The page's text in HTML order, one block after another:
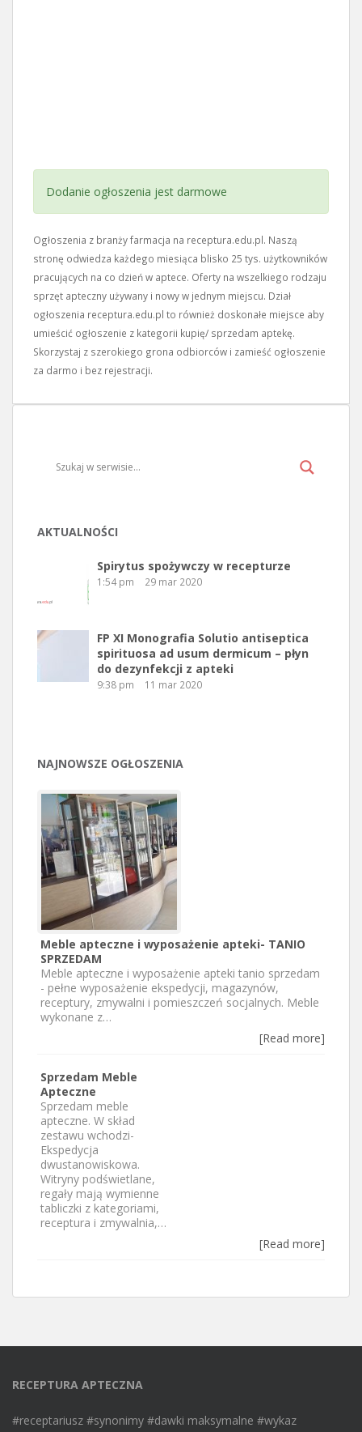
Dodanie ogłoszenia jest darmowe
Ogłoszenia z branży farmacja na receptura.edu.pl. Naszą
stronę odwiedza każdego miesiąca blisko 25 tys. użytkowników
pracujących na co dzień w aptece. Oferty na wszelkiego rodzaju
sprzęt apteczny używany i nowy w jednym miejscu. Dział
ogłoszenia receptura.edu.pl to również doskonałe miejsce aby
umieścić ogłoszenie z kategorii kupię/ sprzedam aptekę.
Skorzystaj z szerokiego grona odbiorców i zamieść ogłoszenie
za darmo i bez rejestracji.
AKTUALNOŚCI
Spirytus spożywczy w recepturze
1:54 pm 29 mar 2020
FP XI Monografia Solutio antiseptica
spirituosa ad usum dermicum – płyn
do dezynfekcji z apteki
9:38 pm 11 mar 2020
NAJNOWSZE OGŁOSZENIA
Meble apteczne i wyposażenie apteki- TANIO
SPRZEDAM
Meble apteczne i wyposażenie apteki tanio sprzedam
- pełne wyposażenie ekspedycji, magazynów,
receptury, zmywalni i pomieszczeń socjalnych. Meble
wykonane z…
[Read more]
Sprzedam Meble
Apteczne
Sprzedam meble
apteczne. W skład
zestawu wchodzi-
Ekspedycja
dwustanowiskowa.
Witryny podświetlane,
regały mają wymienne
tabliczki z kategoriami,
receptura i zmywalnia,…
[Read more]
RECEPTURA APTECZNA
#receptariusz #synonimy #dawki maksymalne #wykaz